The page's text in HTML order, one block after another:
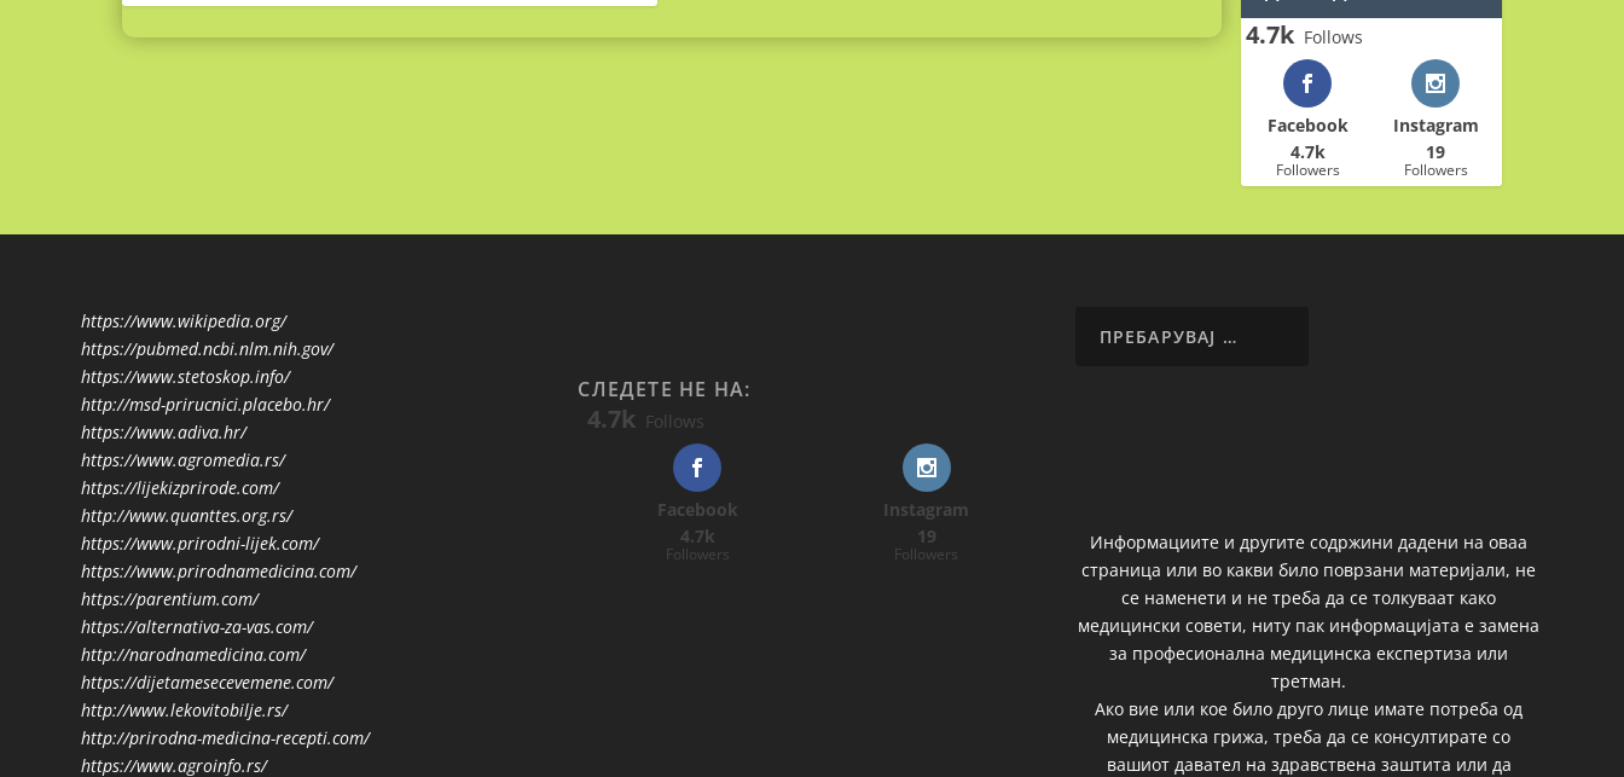
4.7k Follows
Facebook
4.7k
Followers
Instagram
19
Followers
https://www.wikipedia.org/
https://pubmed.ncbi.nlm.nih.gov/
https://www.stetoskop.info/
http://msd-prirucnici.placebo.hr/
https://www.adiva.hr/
https://www.agromedia.rs/
https://lijekizprirode.com/
http://www.quanttes.org.rs/
https://www.prirodni-lijek.com/
https://www.prirodnamedicina.com/
https://parentium.com/
https://alternativa-za-vas.com/
http://narodnamedicina.com/
https://dijetamesecevemene.com/
http://www.lekovitobilje.rs/
http://prirodna-medicina-recepti.com/
https://www.agroinfo.rs/
СЛЕДЕТЕ НЕ НА:
4.7k Follows
Facebook
4.7k
Followers
Instagram
19
Followers
Информациите и другите содржини дадени на оваа
страница или во какви било поврзани материјали, не
се наменети и не треба да се толкуваат како
медицински совети, ниту пак информацијата е замена
за професионална медицинска експертиза или
третман.
Ако вие или кое било друго лице имате потреба од
медицинска грижа, треба да се консултирате со
вашиот давател на здравствена заштита или да